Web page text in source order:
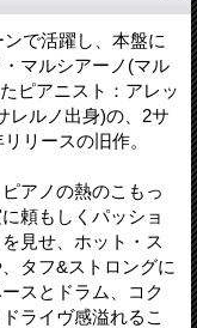
で活躍し、本盤に
マルシアーノ(マル
ピアニスト：アレッ
レルノ出身)の、2サ
リースの旧作。
アノの熱のこもっ
頼もしくパッショ
見せ、ホット・ス
タフ&ストロングに
スとドラム、コク
ライヴ感溢れるこ